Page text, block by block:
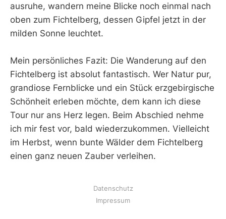
ausruhe, wandern meine Blicke noch einmal nach
oben zum Fichtelberg, dessen Gipfel jetzt in der
milden Sonne leuchtet.
Mein persönliches Fazit: Die Wanderung auf den
Fichtelberg ist absolut fantastisch. Wer Natur pur,
grandiose Fernblicke und ein Stück erzgebirgische
Schönheit erleben möchte, dem kann ich diese
Tour nur ans Herz legen. Beim Abschied nehme
ich mir fest vor, bald wiederzukommen. Vielleicht
im Herbst, wenn bunte Wälder dem Fichtelberg
einen ganz neuen Zauber verleihen.
Datenschutz
Impressum